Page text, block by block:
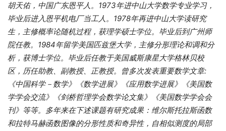
胡天佑，中国广东恩平人。 1973年进中山大学数学专业学习，
毕业后进入恩平机电厂当工人。 1978年再进中山大学读研究
生，主修概率论随机过程，获理学硕士学位。毕业后到广州师
院任教。 1984年留学美国匹兹堡大学，主修分形理论和调和分
析，获博士学位。毕业后任教于美国威斯康星大学格林贝校
区，历任助教、副教授、正教授。曾多次发表重要数学文章:
《中国科学－数学》《数学进展》《应用数学进展》《美国数
学学会交流》《剑桥哲理学会数学论文集》《美国数学学会会
刊》等等。多年来在下述课题有研究成果：维尔斯托拉斯函数
和拉特马赫函数图像的分形性质和奇异性，自相似测度的局部